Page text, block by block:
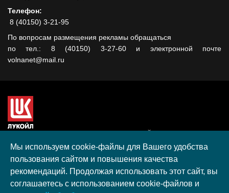
Телефон:
8 (40150) 3-21-95
По вопросам размещения рекламы обращаться
по тел.: 8 (40150) 3-27-60 и электронной почте
volnanet@mail.ru
гранта, полученного в рамках XIII Конкурса социальных и
культурных проектов ПАО "ЛУКОЙЛ" на территории
Калининградской области в 2020 году
Согласие на обработку персональных данных
Разработка, поддержка и продвижение S-Media group
Мы используем cookie-файлы для Вашего удобства
пользования сайтом и повышения качества
рекомендаций. Продолжая использовать этот сайт, вы
соглашаетесь с использованием cookie-файлов и